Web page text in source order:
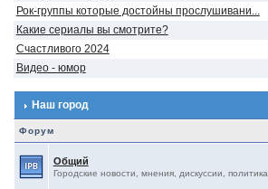
Рок-группы которые достойны прослушивани...
Какие сериалы вы смотрите?
Счастливого 2024
Видео - юмор
Наш город
Форум
Общий
Городские новости, мнения, дискуссии, политика